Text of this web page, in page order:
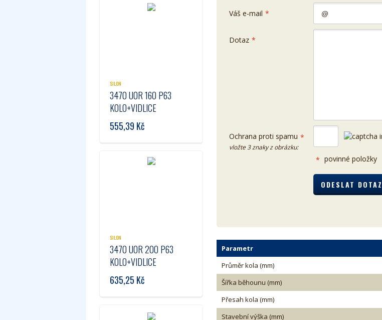
Váš e-mail *
Dotaz *
Ochrana proti spamu *
vložte 3 znaky z obrázku:
* povinné položky
Parametr
Průměr kola (mm)
Šířka běhounu (mm)
Přesah kola (mm)
Stavební výška (mm)
SILON
3470 UOR 160 P63
KOLO+VIDLICE
555,39 Kč
SILON
3470 UOR 200 P63
KOLO+VIDLICE
635,25 Kč